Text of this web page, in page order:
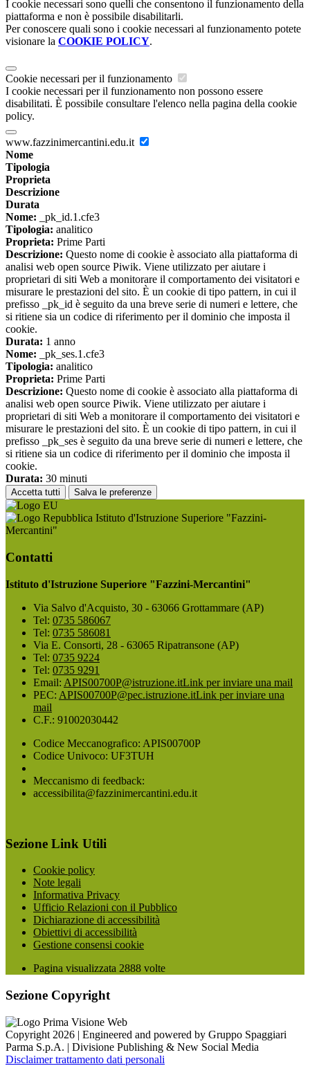
I cookie necessari sono quelli che consentono il funzionamento della
piattaforma e non è possibile disabilitarli.
Per conoscere quali sono i cookie necessari al funzionamento potete
visionare la COOKIE POLICY.
Cookie necessari per il funzionamento
I cookie necessari per il funzionamento non possono essere
disabilitati. È possibile consultare l'elenco nella pagina della cookie
policy.
www.fazzinimercantini.edu.it
Nome
Tipologia
Proprieta
Descrizione
Durata
Nome: _pk_id.1.cfe3
Tipologia: analitico
Proprieta: Prime Parti
Descrizione: Questo nome di cookie è associato alla piattaforma di
analisi web open source Piwik. Viene utilizzato per aiutare i
proprietari di siti Web a monitorare il comportamento dei visitatori e
misurare le prestazioni del sito. È un cookie di tipo pattern, in cui il
prefisso _pk_id è seguito da una breve serie di numeri e lettere, che
si ritiene sia un codice di riferimento per il dominio che imposta il
cookie.
Durata: 1 anno
Nome: _pk_ses.1.cfe3
Tipologia: analitico
Proprieta: Prime Parti
Descrizione: Questo nome di cookie è associato alla piattaforma di
analisi web open source Piwik. Viene utilizzato per aiutare i
proprietari di siti Web a monitorare il comportamento dei visitatori e
misurare le prestazioni del sito. È un cookie di tipo pattern, in cui il
prefisso _pk_ses è seguito da una breve serie di numeri e lettere, che
si ritiene sia un codice di riferimento per il dominio che imposta il
cookie.
Durata: 30 minuti
Accetta tutti Salva le preferenze
Istituto d'Istruzione Superiore "Fazzini-
Mercantini"
Contatti
Istituto d'Istruzione Superiore "Fazzini-Mercantini"
Via Salvo d'Acquisto, 30 - 63066 Grottammare (AP)
Tel: 0735 586067
Tel: 0735 586081
Via E. Consorti, 28 - 63065 Ripatransone (AP)
Tel: 0735 9224
Tel: 0735 9291
Email: APIS00700P@istruzione.itLink per inviare una mail
PEC: APIS00700P@pec.istruzione.itLink per inviare una
mail
C.F.: 91002030442
Codice Meccanografico: APIS00700P
Codice Univoco: UF3TUH
Meccanismo di feedback:
accessibilita@fazzinimercantini.edu.it
Sezione Link Utili
Cookie policy
Note legali
Informativa Privacy
Ufficio Relazioni con il Pubblico
Dichiarazione di accessibilità
Obiettivi di accessibilità
Gestione consensi cookie
Pagina visualizzata 2888 volte
Sezione Copyright
Copyright 2026 | Engineered and powered by Gruppo Spaggiari
Parma S.p.A. | Divisione Publishing & New Social Media
Disclaimer trattamento dati personali